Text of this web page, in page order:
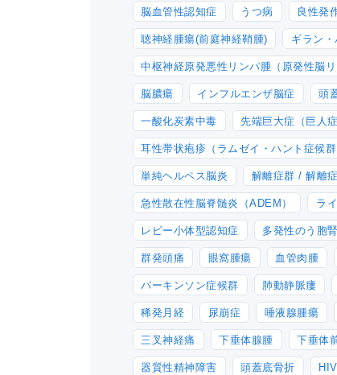
脳血管性認知症 うつ病 良性発
聴神経腫瘍(前庭神経鞘腫) ギラン
中枢神経原発悪性リンパ腫（原発性脳リ
脳膿瘍 インフルエンザ脳症 頭
一酸化炭素中毒 先端巨大症（巨人症
耳性帯状疱疹（ラムゼイ・ハント症候群
単純ヘルペス脳炎 解離症群 / 解離
急性散在性脳脊髄炎（ADEM） ラ
レビー小体型認知症 多発性のう胞腎
群発頭痛 眼窩腫瘍 血管肉腫
パーキンソン症候群 肺動静脈瘻
稀発月経 尿崩症 唾液腺腫瘍
三叉神経痛 下垂体腺腫 下垂体
器質性精神障害 頭蓋底骨折